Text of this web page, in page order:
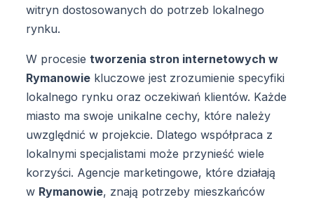
witryn dostosowanych do potrzeb lokalnego
rynku.
W procesietworzenia stron internetowych w
Rymanowie kluczowe jest zrozumienie specyfiki
lokalnego rynku oraz oczekiwań klientów. Każde
miasto ma swoje unikalne cechy, które należy
uwzględnić w projekcie. Dlatego współpraca z
lokalnymi specjalistami może przynieść wiele
korzyści. Agencje marketingowe, które działają
w Rymanowie, znają potrzeby mieszkańców